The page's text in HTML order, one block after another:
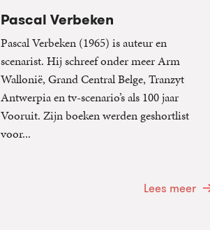
Pascal Verbeken
Pascal Verbeken (1965) is auteur en
scenarist. Hij schreef onder meer Arm
Wallonië, Grand Central Belge, Tranzyt
Antwerpia en tv-scenario’s als 100 jaar
Vooruit. Zijn boeken werden geshortlist
voor...
Lees meer